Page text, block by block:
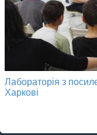
Лабораторія з
Харкові